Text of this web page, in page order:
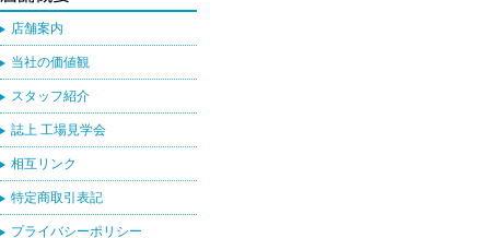
店舗案内
当社の価値観
スタッフ紹介
誌上 工場見学会
相互リンク
特定商取引表記
プライバシーポリシー